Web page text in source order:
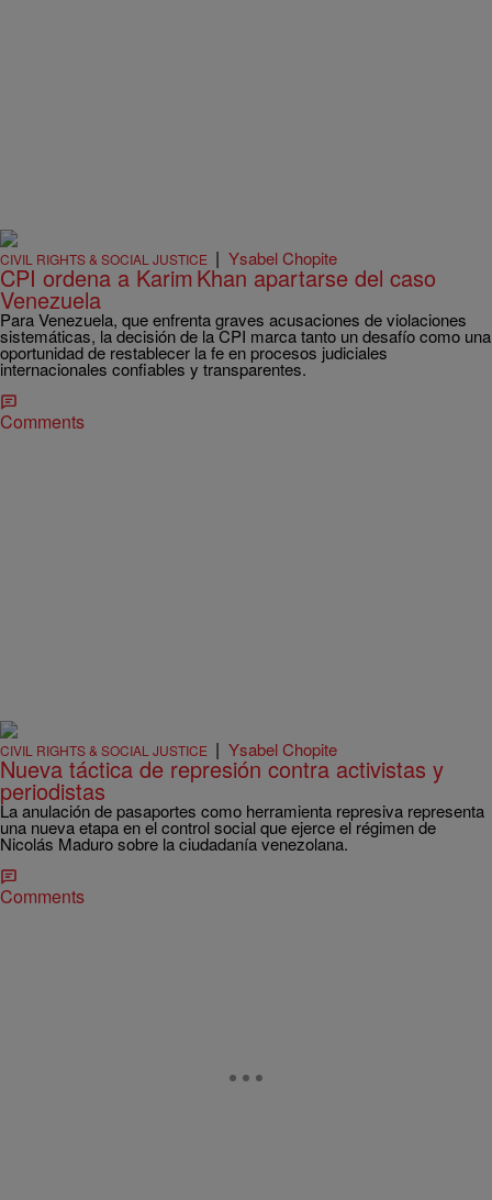
CIVIL RIGHTS & SOCIAL JUSTICE | Ysabel Chopite
CPI ordena a Karim Khan apartarse del caso
Venezuela
Para Venezuela, que enfrenta graves acusaciones de violaciones
sistemáticas, la decisión de la CPI marca tanto un desafío como una
oportunidad de restablecer la fe en procesos judiciales
internacionales confiables y transparentes.
Comments
CIVIL RIGHTS & SOCIAL JUSTICE | Ysabel Chopite
Nueva táctica de represión contra activistas y
periodistas
La anulación de pasaportes como herramienta represiva representa
una nueva etapa en el control social que ejerce el régimen de
Nicolás Maduro sobre la ciudadanía venezolana.
Comments